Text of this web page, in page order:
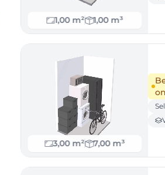
1,00 m² 1,00 m³
3,00 m² 7,00 m³